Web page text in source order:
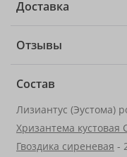
Доставка
Отзывы
Состав
Лизиантус (Эустома)
Хризантема кустовая
Гвоздика сиреневая -